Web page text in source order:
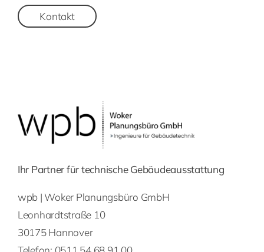
Kontakt
Ihr Partner für technische Gebäudeausstattung
wpb | Woker Planungsbüro GmbH
Leonhardtstraße 10
30175 Hannover